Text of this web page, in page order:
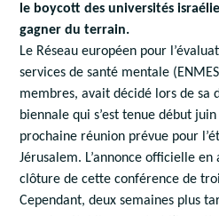
le boycott des universités
gagner du terrain.
Le Réseau européen pour
services de santé mentale
membres, avait décidé lors de sa
biennale qui s’est tenue début
prochaine réunion prévue pour
Jérusalem. L’annonce officielle
clôture de cette conférence de
Cependant, deux semaines plus